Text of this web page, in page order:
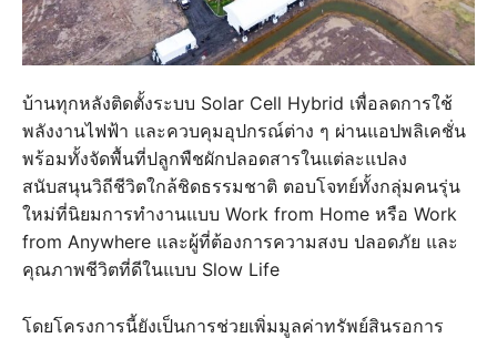
บ้านทุกหลังติดตั้งระบบ Solar Cell Hybrid เพื่อลดการใช้
พลังงานไฟฟ้า และควบคุมอุปกรณ์ต่าง ๆ ผ่านแอปพลิเคชั่น
พร้อมทั้งจัดพื้นที่ปลูกพืชผักปลอดสารในแต่ละแปลง
สนับสนุนวิถีชีวิตใกล้ชิดธรรมชาติ ตอบโจทย์ทั้งกลุ่มคนรุ่น
ใหม่ที่นิยมการทำงานแบบ Work from Home หรือ Work
from Anywhere และผู้ที่ต้องการความสงบ ปลอดภัย และ
คุณภาพชีวิตที่ดีในแบบ Slow Life
โดยโครงการนี้ยังเป็นการช่วยเพิ่มมูลค่าทรัพย์สินรอการ